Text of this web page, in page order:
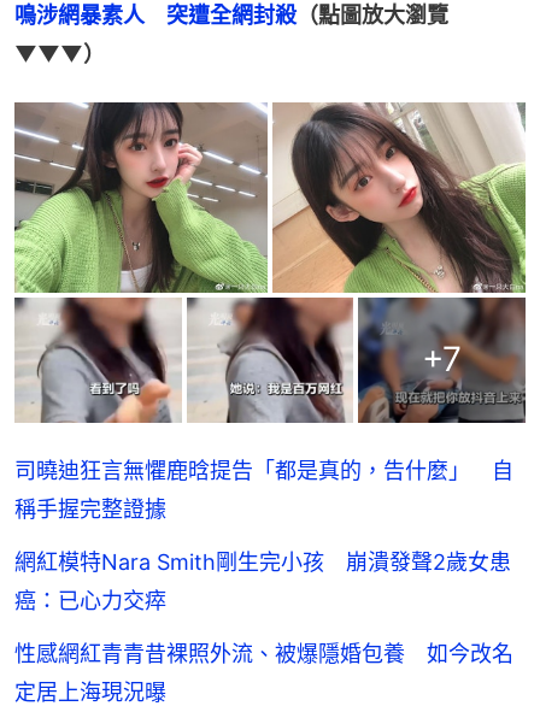
鳴涉網暴素人　突遭全網封殺（點圖放大瀏覽
▼▼▼）
+7
司曉迪狂言無懼鹿晗提告「都是真的，告什麼」 自
稱手握完整證據
網紅模特Nara Smith剛生完小孩 崩潰發聲2歲女患
癌：已心力交瘁
性感網紅青青昔裸照外流、被爆隱婚包養 如今改名
定居上海現況曝